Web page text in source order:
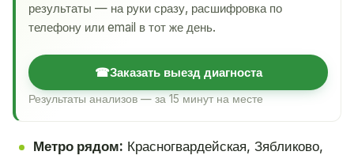
результаты — на руки сразу, расшифровка по
телефону или email в тот же день.
☎Заказать выезд диагноста
Результаты анализов — за 15 минут на месте
Метро рядом: Красногвардейская, Зябликово,